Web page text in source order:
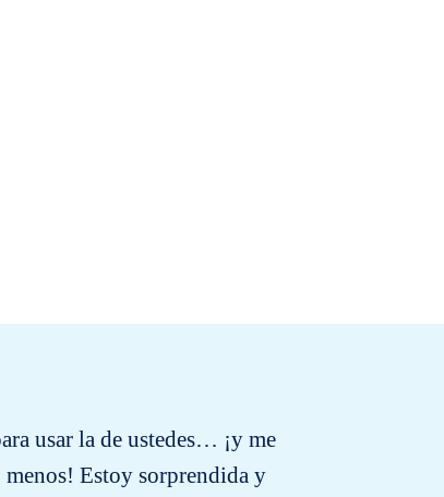
usar la de ustedes… ¡y me
menos! Estoy sorprendida y